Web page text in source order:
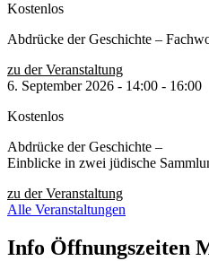
Kostenlos
Abdrücke der Geschichte –
zu der Veranstaltung
6. September 2026 - 14:00 - 16:00
Kostenlos
Abdrücke der Geschichte –
Einblicke in zwei jüdische
zu der Veranstaltung
Alle Veranstaltungen
Info Öffnungszeiten